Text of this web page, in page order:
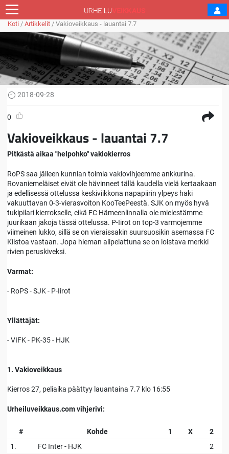
Koti / Artikkelit / Vakioveikkaus - lauantai 7.7
2018-09-28
0
Vakioveikkaus - lauantai 7.7
Pitkästä aikaa "helpohko" vakiokierros
RoPS saa jälleen kunnian toimia vakiovihjeemme ankkurina.
Rovaniemeläiset eivät ole hävinneet tällä kaudella vielä kertaakaan
ja edellisessä ottelussa keskiviikkona napapiirin ylpeys haki
vakuuttavan 0-3-vierasvoiton KooTeePeestä. SJK on myös hyvä
tukipilari kierrokselle, eikä FC Hämeenlinnalla ole mielestämme
juurikaan jakoja tässä ottelussa. P-Iirot on top-3 varmojemme
viimeinen lukko, sillä se on vieraissakin suursuosikin asemassa FC
Kiistoa vastaan. Jopa hieman alipelattuna se on loistava merkki
rivien peruskiveksi.
Varmat:
- RoPS - SJK - P-Iirot
Yllättäjät:
- VIFK - PK-35 - HJK
1. Vakioveikkaus
Kierros 27, peliaika päättyy lauantaina 7.7 klo 16:55
Urheiluveikkaus.com vihjerivi:
# Kohde 1 X
2
1.
FC Inter - HJK
2